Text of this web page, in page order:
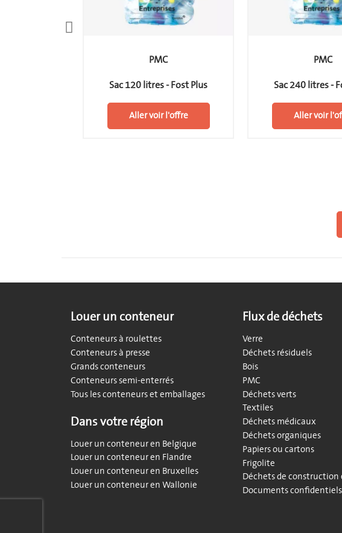
PMC
Sac 120 litres - Fost Plus
Aller voir l'offre
PMC
Sac 240 litres -
Aller voir
Louer un conteneur
Conteneurs à roulettes
Conteneurs à presse
Grands conteneurs
Conteneurs semi-enterrés
Tous les conteneurs et emballages
Dans votre région
Louer un conteneur en Belgique
Louer un conteneur en Flandre
Louer un conteneur en Bruxelles
Louer un conteneur en Wallonie
Flux de déchets
Verre
Déchets résiduels
Bois
PMC
Déchets verts
Textiles
Déchets médicaux
Déchets organiques
Papiers ou cartons
Frigolite
Déchets de
Documents confidentiels